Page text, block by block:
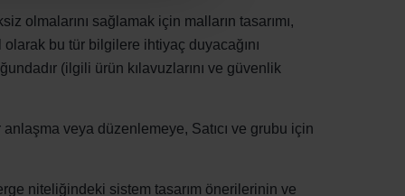
olmalarını sağlamak için malların tasarımı,
olarak bu tür bilgilere ihtiyaç duyacağını
(ilgili ürün kılavuzlarını ve güvenlik
anlaşma veya düzenlemeye, Satıcı ve grubu için
niteliğindeki sistem tasarım önerilerinin ve